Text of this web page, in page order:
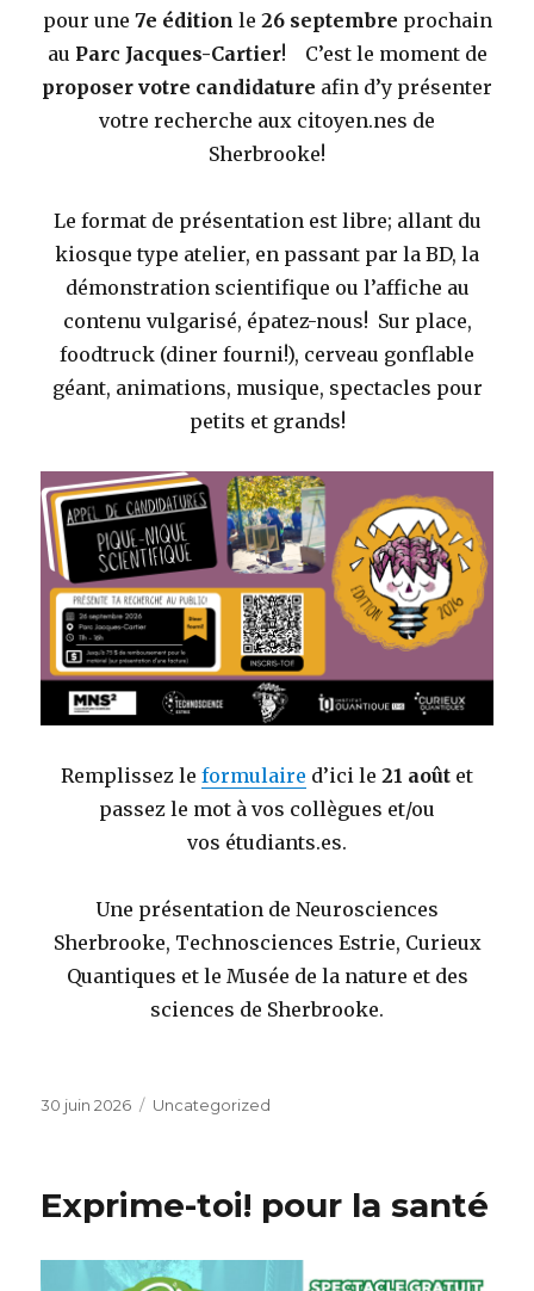
pour une 7e édition le 26 septembre prochain
au Parc Jacques-Cartier! C’est le moment de
proposer votre candidature afin d’y présenter
votre recherche aux citoyen.nes de
Sherbrooke!
Le format de présentation est libre; allant du
kiosque type atelier, en passant par la BD, la
démonstration scientifique ou l’affiche au
contenu vulgarisé, épatez-nous! Sur place,
foodtruck (diner fourni!), cerveau gonflable
géant, animations, musique, spectacles pour
petits et grands!
Remplissez le formulaire d’ici le 21 août et
passez le mot à vos collègues et/ou
vos étudiants.es.
Une présentation de Neurosciences
Sherbrooke, Technosciences Estrie, Curieux
Quantiques et le Musée de la nature et des
sciences de Sherbrooke.
Publié
30 juin 2026 Catégories
Uncategorized
Exprime-toi! pour la santé